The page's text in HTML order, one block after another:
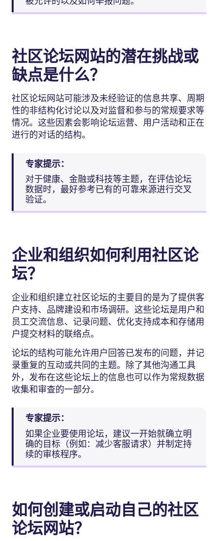
社区论坛网站的潜在挑战或
缺点是什么？
社区论坛网站可能涉及未经验证的信息共享、周期
性的非结构化讨论以及对监督和参与的常规要求等
情况。这些因素会影响论坛运营、用户活动和正在
进行的对话的结构。
专家提示：
对于健康、金融或科技等主题，在评估论坛
数据时，最好参考已有的可靠来源进行交叉
验证。
企业和组织如何利用社区论
坛？
企业和组织建立社区论坛的主要目的是为了提供客
户支持、品牌建设和市场调研。这些论坛是用户和
员工交流信息、记录问题、优化支持成本和存储用
户提交材料的联络点。
论坛的结构可能允许用户回答已发布的问题，并记
录重复的互动或共同的主题。除了其他沟通工具
外，发布在这些论坛上的信息也可以作为常规数据
收集和审查的一部分。
专家提示：
如果企业要使用论坛，建议一开始就确立明
确的目标（例如：减少客服请求）并制定持
续的审核程序。
如何创建或启动自己的社区
论坛网站？